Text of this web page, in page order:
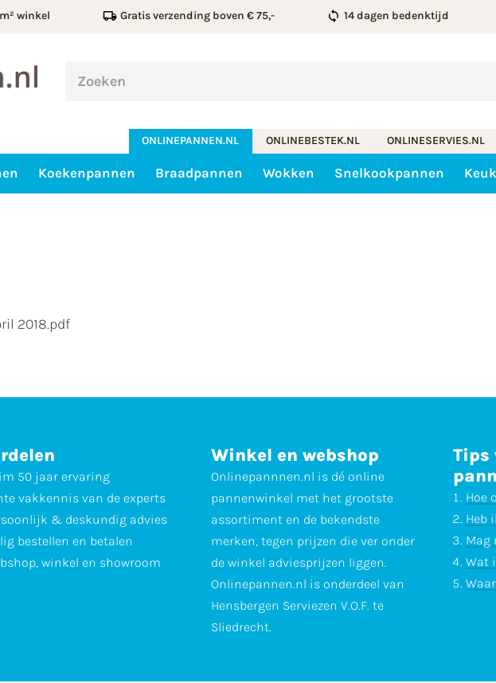
winkel Gratis verzending boven € 75,- 14 dagen bedenktijd
ONLINEPANNEN.NL ONLINEBESTEK.NL ONLINESERVIES.NL
Koekenpannen Braadpannen Wokken Snelkookpannen
2018.pdf
50 jaar ervaring
vakkennis van de experts
& deskundig advies
bestellen en betalen
winkel en showroom
Winkel en webshop
Onlinepannnen.nl is dé online
pannenwinkel met het grootste
assortiment en de bekendste
merken, tegen prijzen die ver onder
de winkel adviesprijzen liggen.
Onlinepannen.nl is onderdeel van
Hensbergen Serviezen V.O.F. te
Sliedrecht.
Tips
Hoe
Heb
Mag
Wat